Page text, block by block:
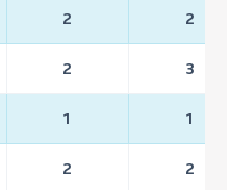
2 2
2 3
1 1
2 2